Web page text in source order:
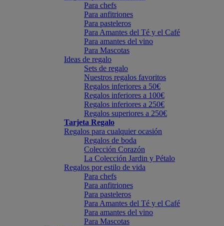
Para chefs
Para anfitriones
Para pasteleros
Para Amantes del Té y el Café
Para amantes del vino
Para Mascotas
Ideas de regalo
Sets de regalo
Nuestros regalos favoritos
Regalos inferiores a 50€
Regalos inferiores a 100€
Regalos inferiores a 250€
Regalos superiores a 250€
Tarjeta Regalo
Regalos para cualquier ocasión
Regalos de boda
Colección Corazón
La Colección Jardin y Pétalo
Regalos por estilo de vida
Para chefs
Para anfitriones
Para pasteleros
Para Amantes del Té y el Café
Para amantes del vino
Para Mascotas